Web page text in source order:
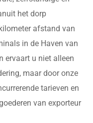
het dorp
afstand van
in de Haven van
ervaart u niet alleen
maar door onze
tarieven en
van exporteur